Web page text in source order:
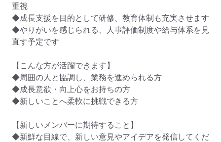
重視
◆成長支援を目的として研修、教育体制も充実させます
◆やりがいを感じられる、人事評価制度や給与体系を見
直す予定です
【こんな方が活躍できます】
◆周囲の人と協調し、業務を進められる方
◆成長意欲・向上心をお持ちの方
◆新しいことへ柔軟に挑戦できる方
【新しいメンバーに期待すること】
◆新鮮な目線で、新しい意見やアイデアを発信してくだ